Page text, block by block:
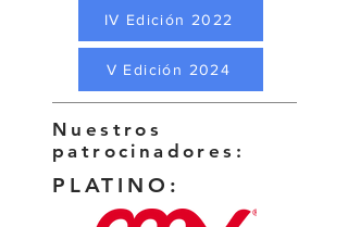
IV Edición 2022
V Edición 2024
Nuestros
patrocinadores:
PLATINO: